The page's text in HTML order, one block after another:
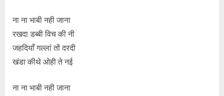
ना ना भाबी नही जाना
रखदा डब्बी विच की नी
जहदियाँ गल्लां तों दरदी
खंडा कीथे ओही ते नई
ना ना भाबी नही जाना